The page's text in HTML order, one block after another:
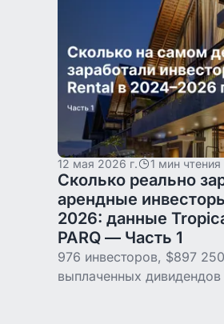
аренды, и с роста цены.
12 мая 2026 г. 1 мин чтения
Сколько реально
арендные
2026: данные
PARQ — Часть 1
976 инвесторов, $897
выплаченных